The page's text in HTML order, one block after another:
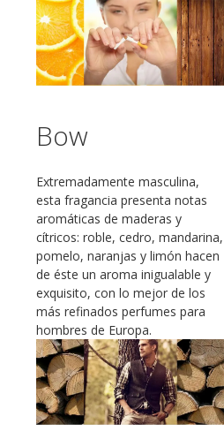
Bow
Extremadamente masculina,
esta fragancia presenta notas
aromáticas de maderas y
cítricos: roble, cedro, mandarina,
pomelo, naranjas y limón hacen
de éste un aroma inigualable y
exquisito, con lo mejor de los
más refinados perfumes para
hombres de Europa.